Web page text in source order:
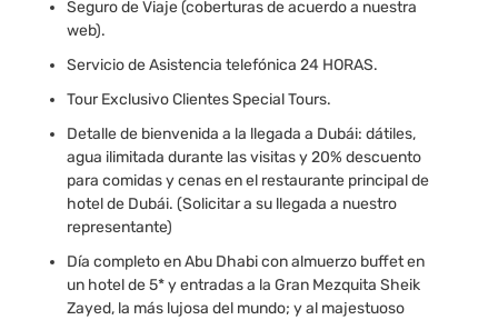
Seguro de Viaje (coberturas de acuerdo a nuestra
web).
Servicio de Asistencia telefónica 24 HORAS.
Tour Exclusivo Clientes Special Tours.
Detalle de bienvenida a la llegada a Dubái: dátiles,
agua ilimitada durante las visitas y 20% descuento
para comidas y cenas en el restaurante principal de
hotel de Dubái. (Solicitar a su llegada a nuestro
representante)
Día completo en Abu Dhabi con almuerzo buffet en
un hotel de 5* y entradas a la Gran Mezquita Sheik
Zayed, la más lujosa del mundo; y al majestuoso